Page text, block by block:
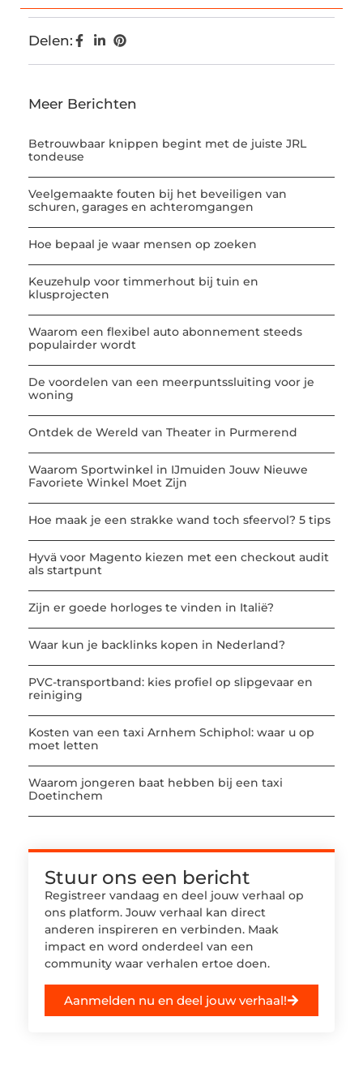
Delen:
Meer Berichten
Betrouwbaar knippen begint met de juiste JRL
tondeuse
Veelgemaakte fouten bij het beveiligen van
schuren, garages en achteromgangen
Hoe bepaal je waar mensen op zoeken
Keuzehulp voor timmerhout bij tuin en
klusprojecten
Waarom een flexibel auto abonnement steeds
populairder wordt
De voordelen van een meerpuntssluiting voor je
woning
Ontdek de Wereld van Theater in Purmerend
Waarom Sportwinkel in IJmuiden Jouw Nieuwe
Favoriete Winkel Moet Zijn
Hoe maak je een strakke wand toch sfeervol? 5 tips
Hyvä voor Magento kiezen met een checkout audit
als startpunt
Zijn er goede horloges te vinden in Italië?
Waar kun je backlinks kopen in Nederland?
PVC-transportband: kies profiel op slipgevaar en
reiniging
Kosten van een taxi Arnhem Schiphol: waar u op
moet letten
Waarom jongeren baat hebben bij een taxi
Doetinchem
Stuur ons een bericht
Registreer vandaag en deel jouw verhaal op
ons platform. Jouw verhaal kan direct
anderen inspireren en verbinden. Maak
impact en word onderdeel van een
community waar verhalen ertoe doen.
Aanmelden nu en deel jouw verhaal!